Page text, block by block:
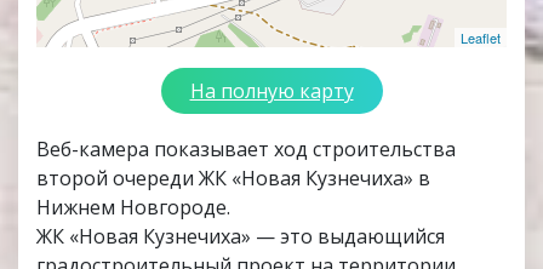
Leaflet
На полную карту
Веб-камера показывает ход строительства
второй очереди ЖК «Новая Кузнечиха» в
Нижнем Новгороде.
ЖК «Новая Кузнечиха» — это выдающийся